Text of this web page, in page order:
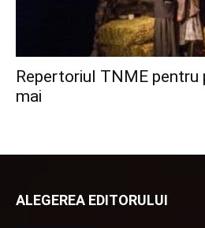
Repertoriul TNME pentru
mai
ALEGEREA EDITORULUI